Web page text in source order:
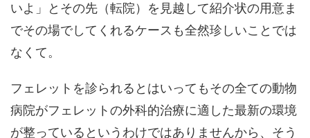
いよ」とその先（転院）を見越して紹介状の用意ま
でその場でしてくれるケースも全然珍しいことでは
なくて。
フェレットを診られるとはいってもその全ての動物
病院がフェレットの外科的治療に適した最新の環境
が整っているというわけではありませんから、そう